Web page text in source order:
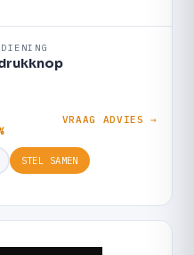
VRAAG ADVIES →
STEL SAMEN